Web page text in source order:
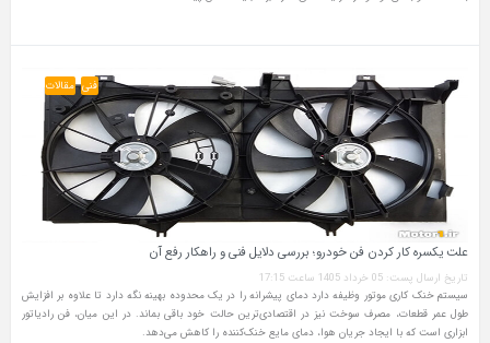
فنی مقالات
علت یکسره کار کردن فن خودرو؛ بررسی دلایل فنی و راهکار رفع آن
تاریخ ارسال پست: 05 خرداد 1405 ساعت 17:15
سیستم خنک‌ کاری موتور وظیفه دارد دمای پیشرانه را در یک محدوده بهینه نگه دارد تا علاوه بر افزایش
طول عمر قطعات، مصرف سوخت نیز در اقتصادی‌ترین حالت خود باقی بماند. در این میان، فن رادیاتور
ابزاری است که با ایجاد جریان هوا، دمای مایع خنک‌کننده را کاهش می‌دهد.